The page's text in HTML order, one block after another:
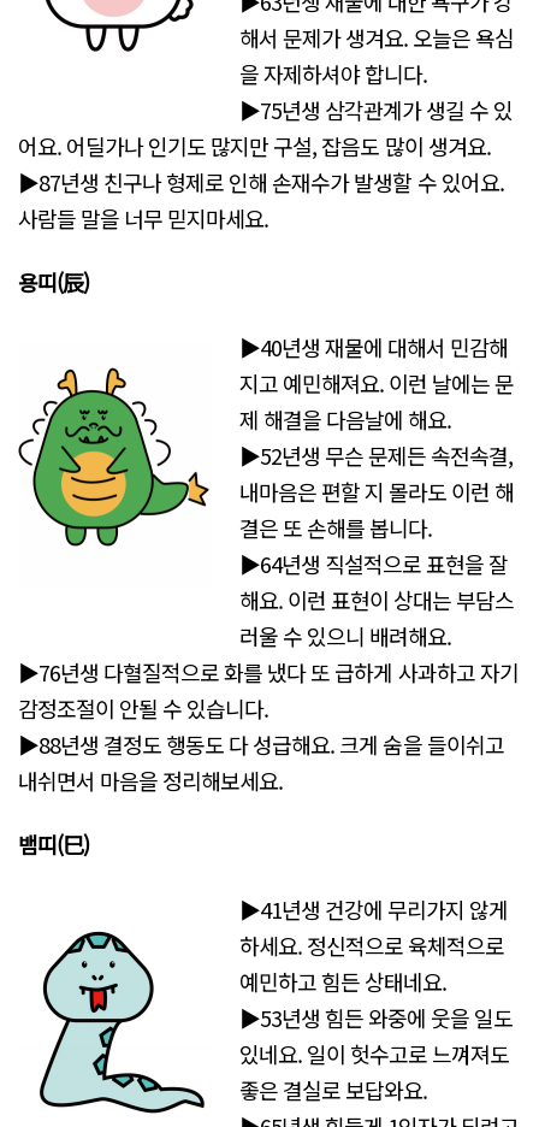
해서 문제가 생겨요. 오늘은 욕심
을 자제하셔야 합니다.
▶75년생 삼각관계가 생길 수 있
어요. 어딜가나 인기도 많지만 구설, 잡음도 많이 생겨요.
▶87년생 친구나 형제로 인해 손재수가 발생할 수 있어요.
사람들 말을 너무 믿지마세요.
용띠(辰)
▶40년생 재물에 대해서 민감해
지고 예민해져요. 이런 날에는 문
제 해결을 다음날에 해요.
▶52년생 무슨 문제든 속전속결,
내마음은 편할 지 몰라도 이런 해
결은 또 손해를 봅니다.
▶64년생 직설적으로 표현을 잘
해요. 이런 표현이 상대는 부담스
러울 수 있으니 배려해요.
▶76년생 다혈질적으로 화를 냈다 또 급하게 사과하고 자기
감정조절이 안될 수 있습니다.
▶88년생 결정도 행동도 다 성급해요. 크게 숨을 들이쉬고
내쉬면서 마음을 정리해보세요.
뱀띠(巳)
▶41년생 건강에 무리가지 않게
하세요. 정신적으로 육체적으로
예민하고 힘든 상태네요.
▶53년생 힘든 와중에 웃을 일도
있네요. 일이 헛수고로 느껴져도
좋은 결실로 보답와요.